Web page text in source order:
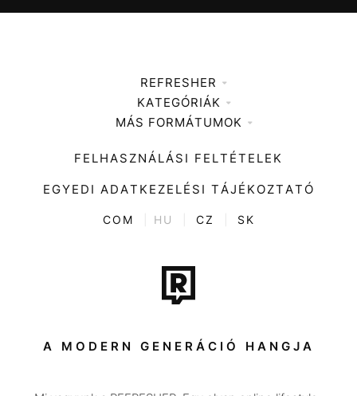
REFRESHER
Médiaajánlat
KATEGÓRIÁK
Zene
Divat
Kultúra
ENTR
Tech-Tudomány
Sport
Társadalom
MÁS FORMÁTUMOK
FELHASZNÁLÁSI FELTÉTELEK
EGYEDI ADATKEZELÉSI TÁJÉKOZTATÓ
COM HU CZ SK
A MODERN GENERÁCIÓ HANGJA